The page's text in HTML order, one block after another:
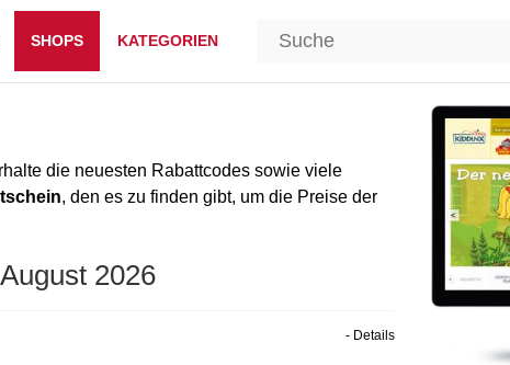
SHOPS KATEGORIEN
die neuesten Rabattcodes sowie viele
, den es zu finden gibt, um die Preise der
2026
- Details